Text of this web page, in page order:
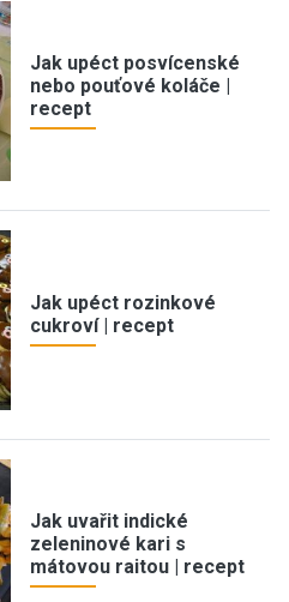
Jak upéct posvícenské
nebo pouťové koláče |
recept
Jak upéct rozinkové
cukroví | recept
Jak uvařit indické
zeleninové kari s
mátovou raitou | recept